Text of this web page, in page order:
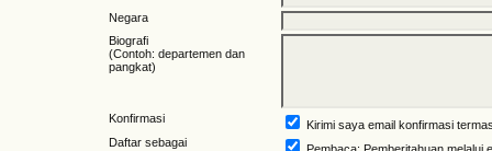
Negara
Biografi
(Contoh: departemen dan
pangkat)
Konfirmasi
Kirimi saya email konfirmasi
Daftar sebagai